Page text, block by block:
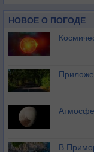
НОВОЕ О ПОГОДЕ
В